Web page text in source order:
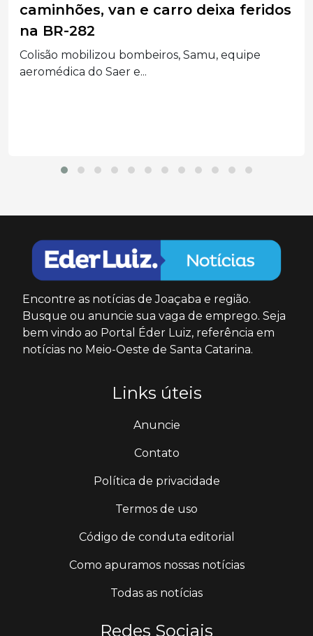
Convenções definem principais
candidatos à Presidência e ao
Governo de SC
Com prazo final em 5 de agosto, partidos
Encontre as notícias de Joaçaba e região.
Busque ou anuncie sua vaga de emprego. Seja
bem vindo ao Portal Éder Luiz, referência em
notícias no Meio-Oeste de Santa Catarina.
Links úteis
Anuncie
Contato
Política de privacidade
Termos de uso
Código de conduta editorial
Como apuramos nossas notícias
Todas as notícias
Redes Sociais